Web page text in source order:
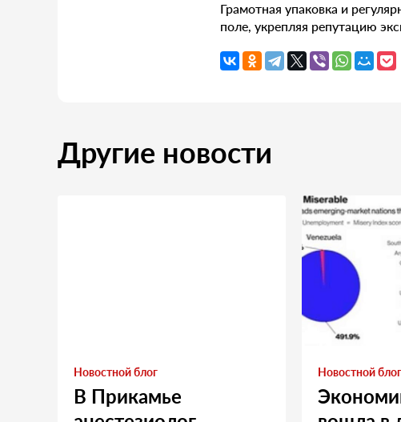
Грамотная упаковка и
поле, укрепляя репутацию
Другие новости
Новостной блог
В Прикамье
Новостной блог